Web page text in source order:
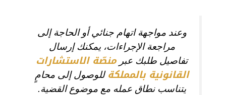
وعند مواجهة اتهام جنائي أو الحاجة إلى
مراجعة الإجراءات، يمكنك إرسال
تفاصيل طلبك عبر منصّة الاستشارات
القانونية بالمملكة للوصول إلى محامٍ
يتناسب نطاق عمله مع موضوع القضية.